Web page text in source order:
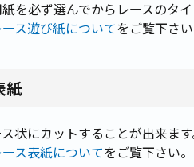
を必ず選んでからレースのタイ
ース遊び紙についてをご覧下さい
紙
状にカットすることが出来ます
ース表紙についてをご覧下さい。